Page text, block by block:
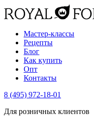
Мастер-классы
Рецепты
Блог
Как купить
Опт
Контакты
8 (495) 972-18-01
Для розничных клиентов